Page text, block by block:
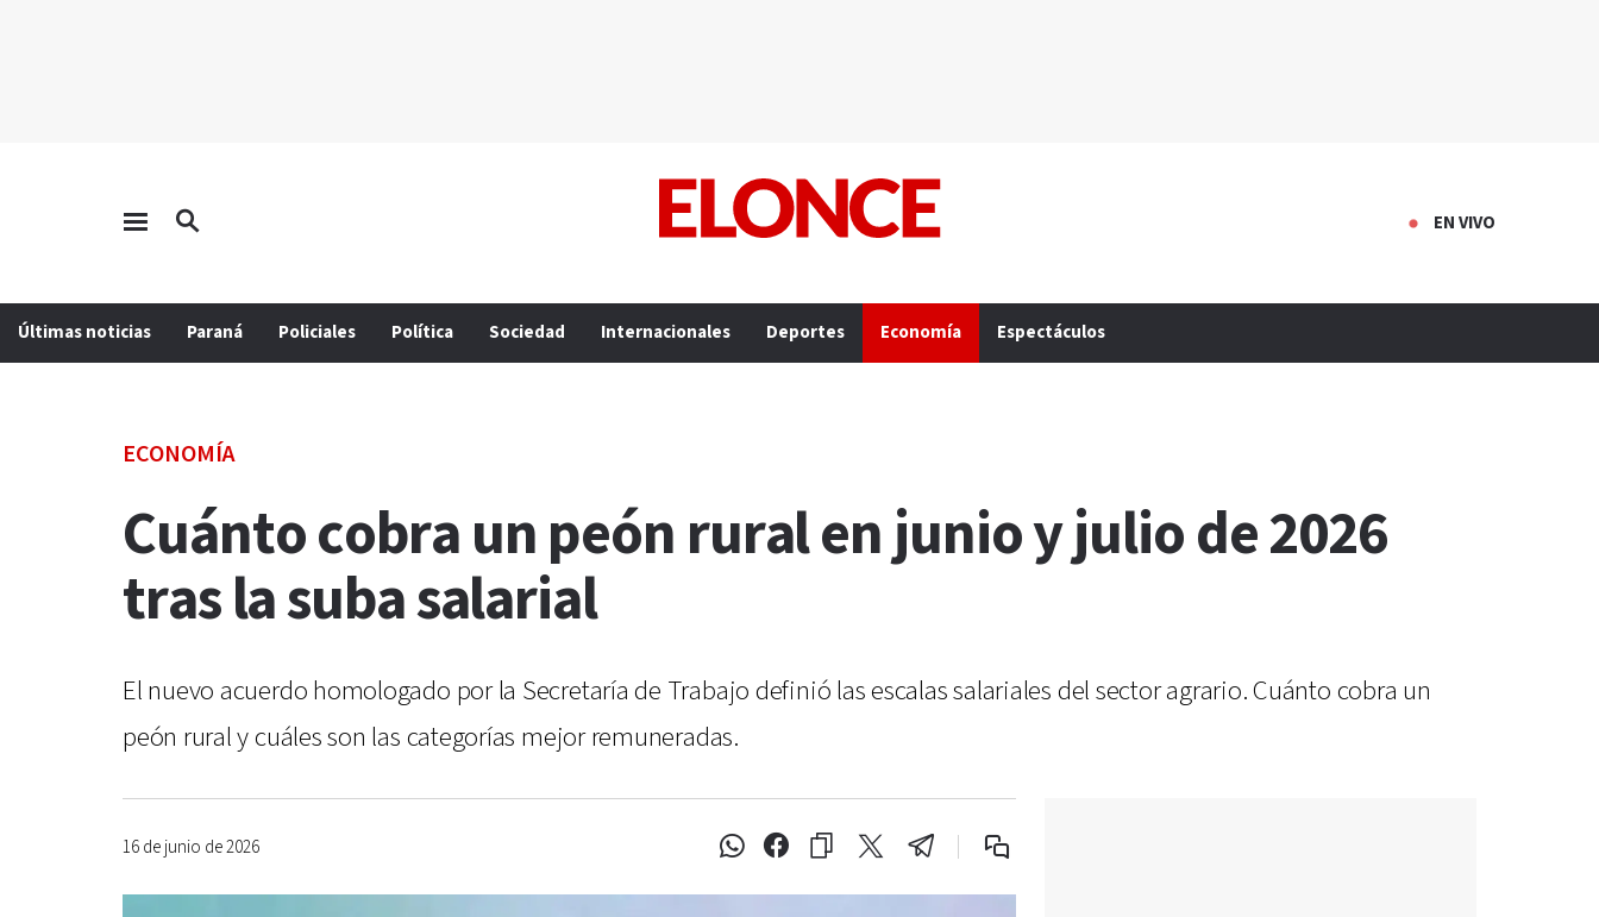
EN VIVO
Últimas noticias Paraná Policiales Política Sociedad Internacionales Deportes Economía Espectáculos
ECONOMÍA
Cuánto cobra un peón rural en junio y julio de 2026
tras la suba salarial
El nuevo acuerdo homologado por la Secretaría de Trabajo definió las escalas salariales del sector agrario. Cuánto cobra un
peón rural y cuáles son las categorías mejor remuneradas.
16 de junio de 2026